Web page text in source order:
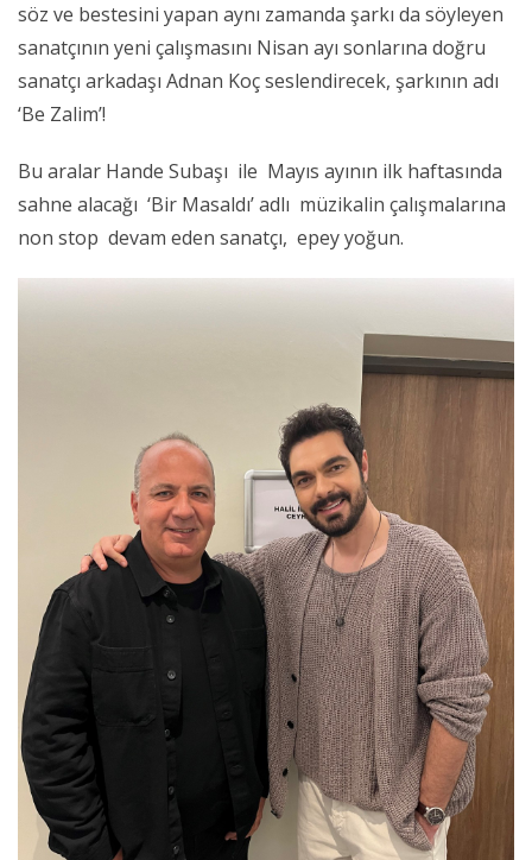
söz ve bestesini yapan aynı zamanda şarkı da söyleyen
sanatçının yeni çalışmasını Nisan ayı sonlarına doğru
sanatçı arkadaşı Adnan Koç seslendirecek, şarkının adı
‘Be Zalim’!
Bu aralar Hande Subaşı ile Mayıs ayının ilk haftasında
sahne alacağı ‘Bir Masaldı’ adlı müzikalin çalışmalarına
non stop devam eden sanatçı, epey yoğun.